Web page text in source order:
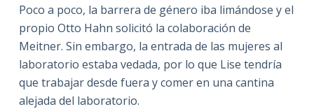
Poco a poco, la barrera de género iba limándose y el
propio Otto Hahn solicitó la colaboración de
Meitner. Sin embargo, la entrada de las mujeres al
laboratorio estaba vedada, por lo que Lise tendría
que trabajar desde fuera y comer en una cantina
alejada del laboratorio.